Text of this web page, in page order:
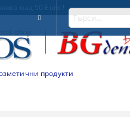
продукти